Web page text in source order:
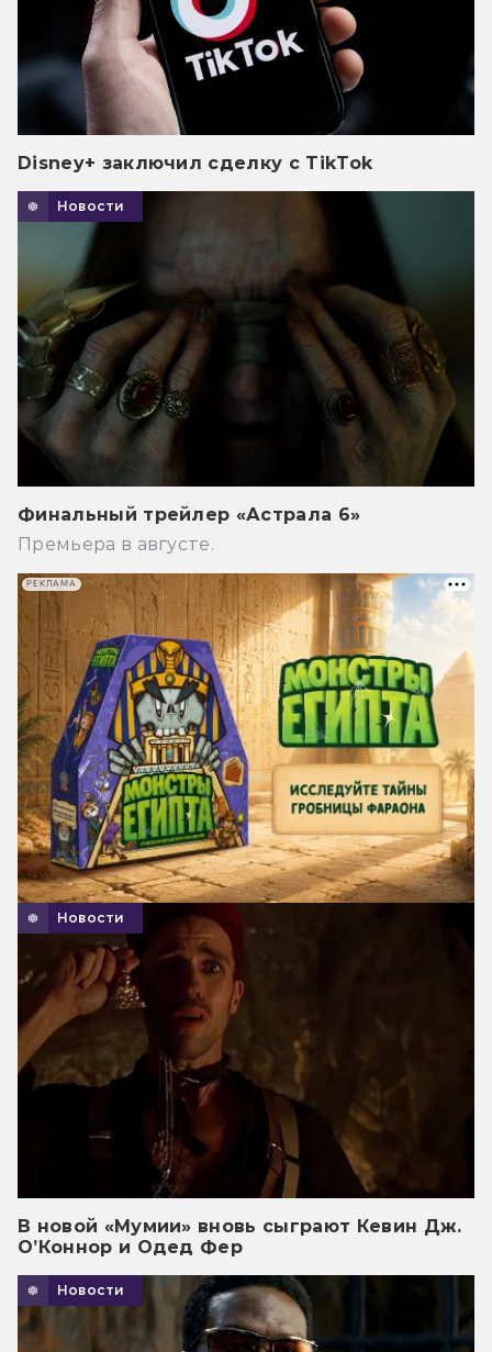
Disney+ заключил сделку с TikTok
Новости
Финальный трейлер «Астрала 6»
Премьера в августе.
Новости
В новой «Мумии» вновь сыграют Кевин Дж.
О’Коннор и Одед Фер
Новости
РЕКЛАМА